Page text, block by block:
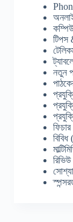
টিপস
নতুন
ফিচার
বিবিধ
রিভিউ